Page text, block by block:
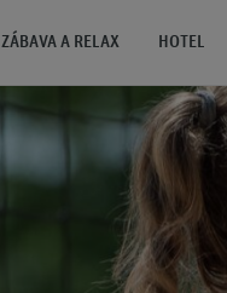
ZÁBAVA A RELAX HOTEL